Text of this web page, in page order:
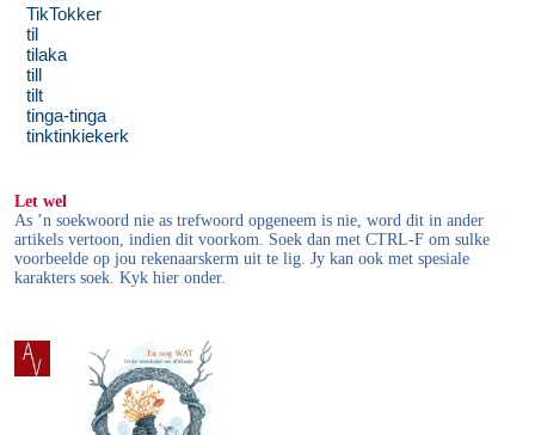
TikTokker
til
tilaka
till
tilt
tinga-tinga
tinktinkiekerk
Let wel
As ’n soekwoord nie as trefwoord opgeneem is nie, word dit in ander
artikels vertoon, indien dit voorkom. Soek dan met CTRL-F om sulke
voorbeelde op jou rekenaarskerm uit te lig. Jy kan ook met spesiale
karakters soek. Kyk hier onder.